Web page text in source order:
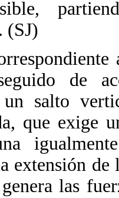
(SJ)
de
salto
que exige
extensión de
las